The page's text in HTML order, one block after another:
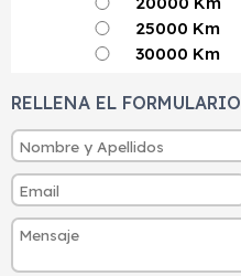
25000 Km
30000 Km
RELLENA EL FORMULARIO